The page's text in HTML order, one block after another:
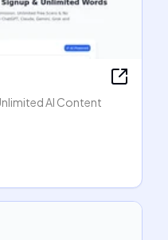
AI Content